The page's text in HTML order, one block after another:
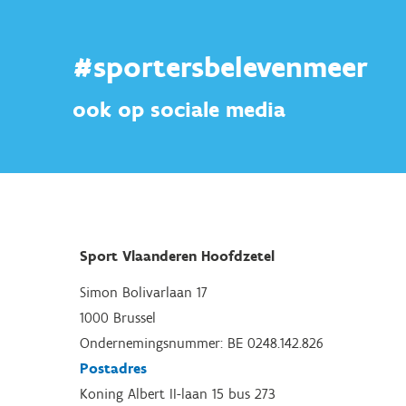
#sportersbelevenmeer
ook op sociale media
Sport Vlaanderen Hoofdzetel
Simon Bolivarlaan 17
1000 Brussel
Ondernemingsnummer: BE 0248.142.826
Postadres
Koning Albert II-laan 15 bus 273